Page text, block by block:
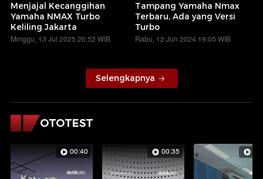
Menjajal Kecanggihan
Yamaha NMAX Turbo
Keliling Jakarta
Minggu, 13 Jul 2025 20:52 WIB
Tampang Yamaha Nmax
Terbaru, Ada yang Versi
Turbo
Rabu, 12 Jun 2024 19:05 WIB
Selengkapnya
OTOTEST
00:40 00:35